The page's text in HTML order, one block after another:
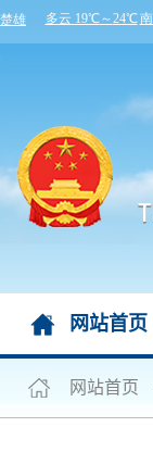
网站首页
网站首页